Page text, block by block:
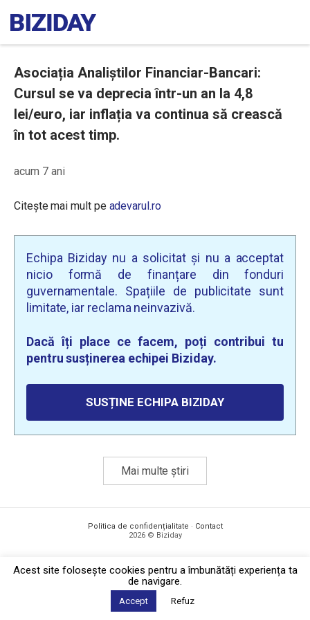
Asociația Analiștilor Financiar-Bancari:
Cursul se va deprecia într-un an la 4,8
lei/euro, iar inflația va continua să crească
în tot acest timp.
acum 7 ani
Citește mai mult pe adevarul.ro
Echipa Biziday nu a solicitat și nu a acceptat
nicio formă de finanțare din fonduri
guvernamentale. Spațiile de publicitate sunt
limitate, iar reclama neinvazivă.
Dacă îți place ce facem, poți contribui tu
pentru susținerea echipei Biziday.
SUSȚINE ECHIPA BIZIDAY
Mai multe știri
Politica de confidențialitate · Contact
2026 © Biziday
Acest site foloseşte cookies pentru a îmbunătăți experiența ta
de navigare.
Accept Refuz